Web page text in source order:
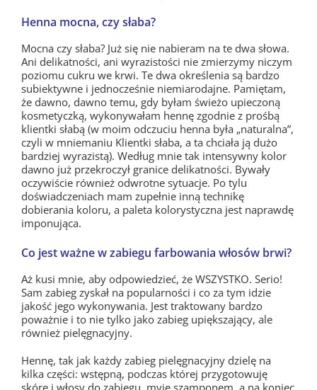
Henna mocna, czy słaba?
Mocna czy słaba? Już się nie nabieram na te dwa słowa.
Ani delikatności, ani wyrazistości nie zmierzymy niczym
poziomu cukru we krwi. Te dwa określenia są bardzo
subiektywne i jednocześnie niemiarodajne. Pamiętam,
że dawno, dawno temu, gdy byłam świeżo upieczoną
kosmetyczką, wykonywałam hennę zgodnie z prośbą
klientki słabą (w moim odczuciu henna była „naturalna”,
czyli w mniemaniu Klientki słaba, a ta chciała ją dużo
bardziej wyrazistą). Według mnie tak intensywny kolor
dawno już przekroczył granice delikatności. Bywały
oczywiście również odwrotne sytuacje. Po tylu
doświadczeniach mam zupełnie inną technikę
dobierania koloru, a paleta kolorystyczna jest naprawdę
imponująca.
Co jest ważne w zabiegu farbowania włosów brwi?
Aż kusi mnie, aby odpowiedzieć, że WSZYSTKO. Serio!
Sam zabieg zyskał na popularności i co za tym idzie
jakość jego wykonywania. Jest traktowany bardzo
poważnie i to nie tylko jako zabieg upiększający, ale
również pielęgnacyjny.
Hennę, tak jak każdy zabieg pielęgnacyjny dzielę na
kilka części: wstępną, podczas której przygotowuję
skórę i włosy do zabiegu, myję szamponem, a na koniec